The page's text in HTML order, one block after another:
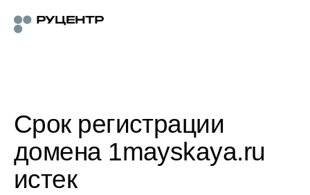
Срок регистрации
домена 1mayskaya.ru
истек